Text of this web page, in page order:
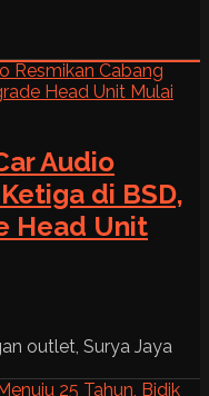
Audio
di BSD,
Head Unit
outlet, Surya Jaya